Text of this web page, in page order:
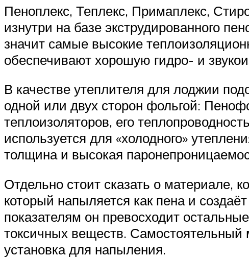
Пеноплекс, Теплекс, Примаплекс,
изнутри на базе экструдированного
значит самые высокие
обеспечивают хорошую гидро- и
В качестве утеплителя для лоджии
одной или двух сторон фольгой:
теплоизоляторов, его
используется для «холодного»
толщина и высокая
Отдельно стоит сказать о материале,
который напыляется как пена и
показателям он превосходит
токсичных веществ. Самостоятельный
установка для напыления.